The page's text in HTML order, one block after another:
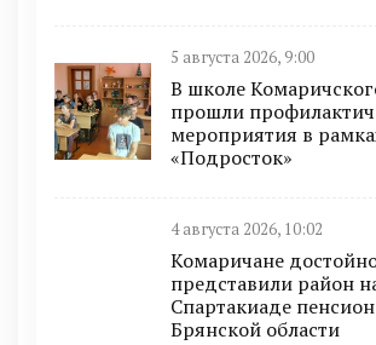
5 августа 2026, 9:00
В школе
прошли
мероприятия в
«Подросток»
4 августа 2026, 10:02
Комаричане
представили район
Спартакиаде
Брянской области